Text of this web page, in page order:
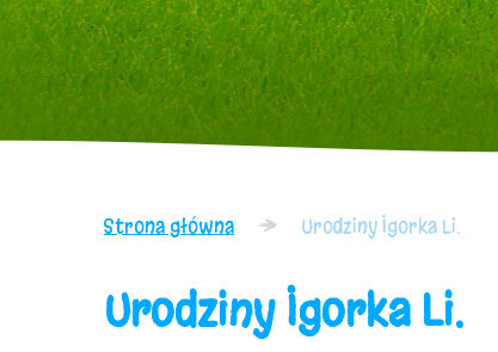
Strona główna Urodziny Igorka Li.
Urodziny Igorka Li.